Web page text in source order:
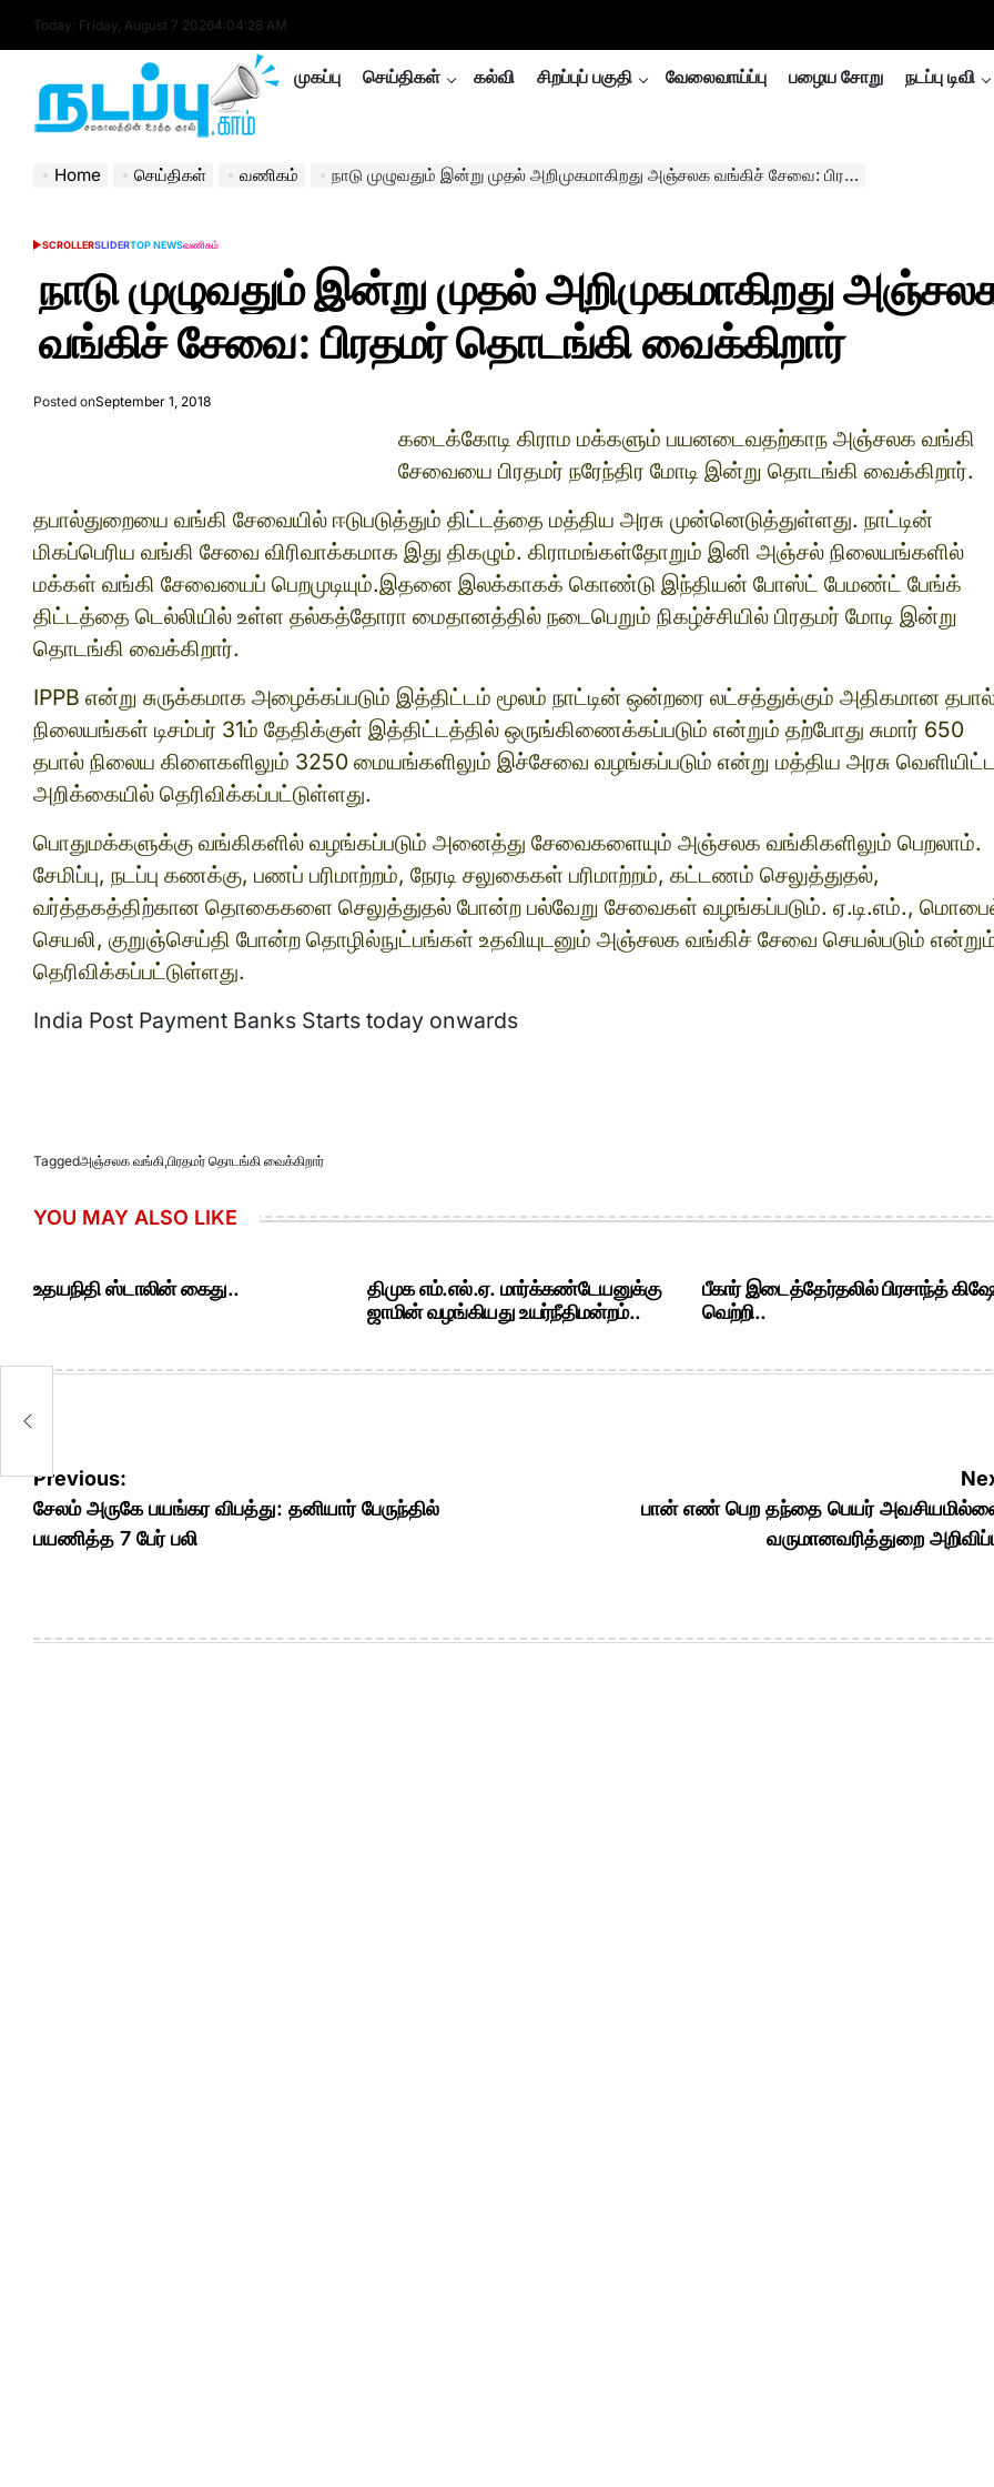
Today: Friday, August 7 20264:04:29 AM
nadappu.com
முகப்பு செய்திகள் கல்வி சிறப்புப் பகுதி வேலைவாய்ப்பு பழைய சோறு நடப்பு டிவி
Home செய்திகள் வணிகம் நாடு முழுவதும் இன்று முதல் அறிமுகமாகிறது அஞ்சலக வங்கிச் சேவை: பிரதமர் தொடங்கி வைக்கிறார்
POSTED
SCROLLERSLIDERTOP NEWSவணிகம்
நாடு முழுவதும் இன்று முதல் அறிமுகமாகிறது
வங்கிச் சேவை: பிரதமர் தொடங்கி வைக்கிறார்
Posted onSeptember 1, 2018
கடைக்கோடி கிராம மக்களும் பயனடைவதற்காந அஞ்சலக வங்கி
சேவையை பிரதமர் நரேந்திர மோடி இன்று தொடங்கி வைக்கிறார்.
தபால்துறையை வங்கி சேவையில் ஈடுபடுத்தும் திட்டத்தை மத்திய அரசு முன்னெடுத்துள்ளது. நாட்டின்
மிகப்பெரிய வங்கி சேவை விரிவாக்கமாக இது திகழும். கிராமங்கள்தோறும் இனி அஞ்சல் நிலையங்களில்
மக்கள் வங்கி சேவையைப் பெறமுடியும்.இதனை இலக்காகக் கொண்டு இந்தியன் போஸ்ட் பேமண்ட் பேங்க்
திட்டத்தை டெல்லியில் உள்ள தல்கத்தோரா மைதானத்தில் நடைபெறும் நிகழ்ச்சியில் பிரதமர் மோடி இன்று
தொடங்கி வைக்கிறார்.
IPPB என்று சுருக்கமாக அழைக்கப்படும் இத்திட்டம் மூலம் நாட்டின் ஒன்றரை லட்சத்துக்கும் அதிகமான
நிலையங்கள் டிசம்பர் 31ம் தேதிக்குள் இத்திட்டத்தில் ஒருங்கிணைக்கப்படும் என்றும் தற்போது சுமார் 650
தபால் நிலைய கிளைகளிலும் 3250 மையங்களிலும் இச்சேவை வழங்கப்படும் என்று மத்திய அரசு
அறிக்கையில் தெரிவிக்கப்பட்டுள்ளது.
பொதுமக்களுக்கு வங்கிகளில் வழங்கப்படும் அனைத்து சேவைகளையும் அஞ்சலக வங்கிகளிலும் பெறலாம்.
சேமிப்பு, நடப்பு கணக்கு, பணப் பரிமாற்றம், நேரடி சலுகைகள் பரிமாற்றம், கட்டணம் செலுத்துதல்,
வர்த்தகத்திற்கான தொகைகளை செலுத்துதல் போன்ற பல்வேறு சேவைகள் வழங்கப்படும். ஏ.டி.எம்.,
செயலி, குறுஞ்செய்தி போன்ற தொழில்நுட்பங்கள் உதவியுடனும் அஞ்சலக வங்கிச் சேவை செயல்படும்
தெரிவிக்கப்பட்டுள்ளது.
India Post Payment Banks Starts today onwards
Taggedஅஞ்சலக வங்கி,பிரதமர் தொடங்கி வைக்கிறார்
YOU MAY ALSO LIKE
உதயநிதி ஸ்டாலின் கைது..
திமுக எம்.எல்.ஏ. மார்க்கண்டேயனுக்கு
ஜாமின் வழங்கியது உயர்நீதிமன்றம்..
பீகார் இடைத்தேர்தலில் பிரசாந்த்
வெற்றி..
Post
navigation
Previous:
சேலம் அருகே பயங்கர விபத்து: தனியார் பேருந்தில்
பயணித்த 7 பேர் பலி
பான் எண் பெற தந்தை பெயர்
வருமானவரித்துறை